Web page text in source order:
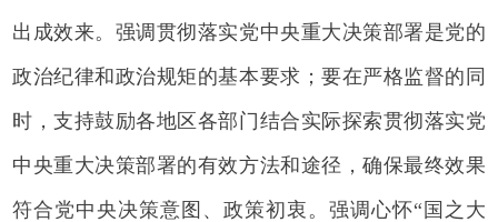
出成效来。强调贯彻落实党中央重大决策部署是党的
政治纪律和政治规矩的基本要求；要在严格监督的同
时，支持鼓励各地区各部门结合实际探索贯彻落实党
中央重大决策部署的有效方法和途径，确保最终效果
符合党中央决策意图、政策初衷。强调心怀“国之大